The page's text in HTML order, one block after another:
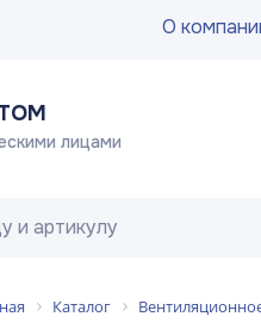
О
лицами
Каталог